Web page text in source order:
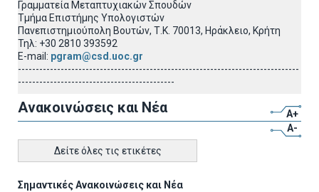
Γραμματεία Μεταπτυχιακών Σπουδών
Τμήμα Επιστήμης Υπολογιστών
Πανεπιστημιούπολη Βουτών, Τ.Κ. 70013, Ηράκλειο, Κρήτη
Τηλ: +30 2810 393592
E-mail: pgram@csd.uoc.gr
-------------------------------------------------------------------------------
--------------------------------------------
Ανακοινώσεις και Νέα
A+
A-
Δείτε όλες τις ετικέτες
Σημαντικές Ανακοινώσεις και Νέα